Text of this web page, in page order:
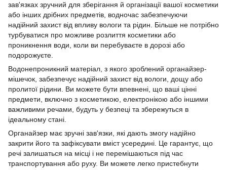
зав'язках зручний для зберігання й організації вашої косметики
або інших дрібних предметів, водночас забезпечуючи
надійний захист від впливу вологи та рідин. Більше не потрібно
турбуватися про можливе розлиття косметики або
проникнення води, коли ви перебуваєте в дорозі або
подорожуєте.
Водонепроникний матеріал, з якого зроблений органайзер-
мішечок, забезпечує надійний захист від вологи, дощу або
пролитої рідини. Ви можете бути впевнені, що ваші цінні
предмети, включно з косметикою, електронікою або іншими
важливими речами, будуть у безпеці та збережуться в
ідеальному стані.
Органайзер має зручні зав'язки, які дають змогу надійно
закрити його та зафіксувати вміст усередині. Це гарантує, що
речі залишаться на місці і не перемішаються під час
транспортування або руху. Ви можете легко пристебнути